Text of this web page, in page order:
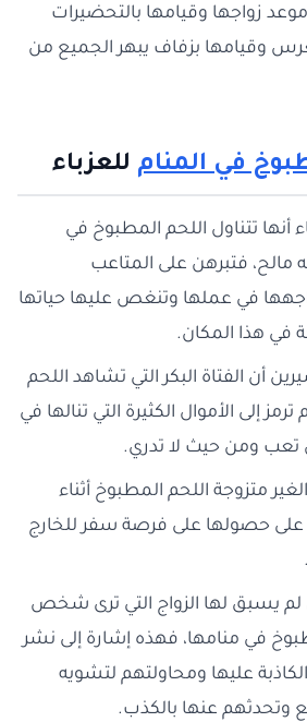
زواجها وقيامها بالتحضيرات
وقيامها بزفاف يبهر الجميع من
في المنام للعزباء
أنها تتناول اللحم المطبوخ في
فتبرهن على المتاعب
في عملها وتنغص عليها حياتها
في هذا المكان.
أن الفتاة البكر التي تشاهد اللحم
إلى الأموال الكثيرة التي تنالها في
تعب ومن حيث لا تدري.
متزوجة اللحم المطبوخ أثناء
على حصولها على فرصة سفر للخارج
لم يسبق لها الزواج التي ترى شخص
في منامها، فهذه إشارة إلى نشر
عليها ومحاولتهم لتشويه
وتحدثهم عنها بالكذب.